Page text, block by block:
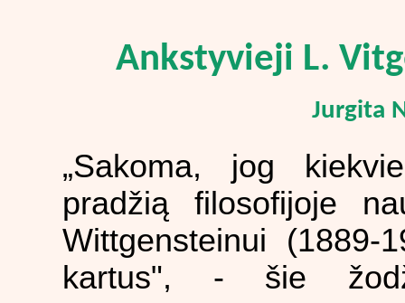
Ankstyvieji L.
Jurgita
„Sakoma, jog
pradžią filosofijoje
Wittgensteinui
kartus", - šie